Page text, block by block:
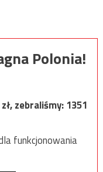
Polonia!
zł, zebraliśmy:1351
funkcjonowania